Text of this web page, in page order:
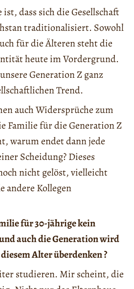
dass sich die Gesellschaft
traditionalisiert. Sowohl
für die Älteren steht die
heute im Vordergrund.
Generation Z ganz
Trend.
auch Widersprüche zum
Familie für die Generation Z
warum endet dann jede
Scheidung? Dieses
nicht gelöst, vielleicht
andere Kollegen
für 30-jährige kein
auch die Generation wird
Alter überdenken ?
studieren. Mir scheint, die